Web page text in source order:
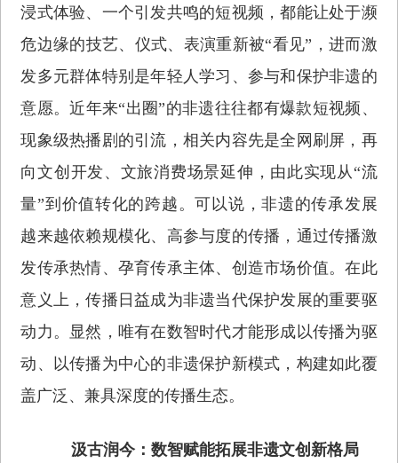
浸式体验、一个引发共鸣的短视频，都能让处于濒
危边缘的技艺、仪式、表演重新被“看见”，进而激
发多元群体特别是年轻人学习、参与和保护非遗的
意愿。近年来“出圈”的非遗往往都有爆款短视频、
现象级热播剧的引流，相关内容先是全网刷屏，再
向文创开发、文旅消费场景延伸，由此实现从“流
量”到价值转化的跨越。可以说，非遗的传承发展
越来越依赖规模化、高参与度的传播，通过传播激
发传承热情、孕育传承主体、创造市场价值。在此
意义上，传播日益成为非遗当代保护发展的重要驱
动力。显然，唯有在数智时代才能形成以传播为驱
动、以传播为中心的非遗保护新模式，构建如此覆
盖广泛、兼具深度的传播生态。
汲古润今：数智赋能拓展非遗文创新格局